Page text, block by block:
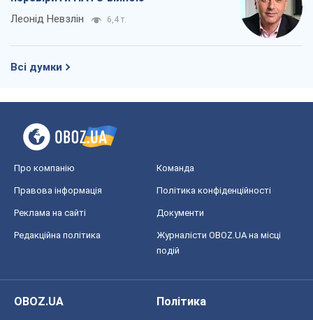
Леонід Невзлін 6,4 т.
Всі думки
Про компанію Команда
Правова інформація Політика конфіденційності
Реклама на сайті Документи
Редакційна політика
Журналісти OBOZ.UA на місці
подій
OBOZ.UA
Політика